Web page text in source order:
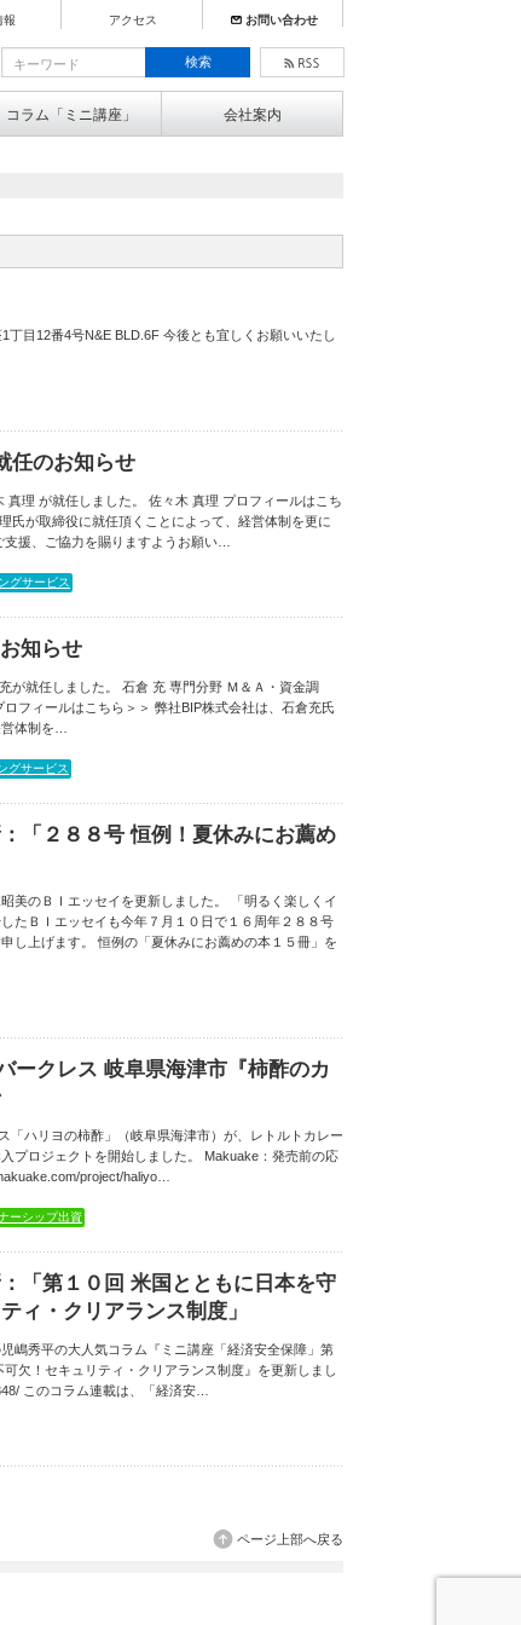
報 アクセス お問い合わせ
コラム「ミニ講座」 会社案内
目12番4号N&E BLD.6F 今後とも宜しくお願いいたし
任のお知らせ
真理 が就任しました。 佐々木 真理 プロフィールはこち
氏が取締役に就任頂くことによって、経営体制を更に
援、ご協力を賜りますようお願い…
グサービス
知らせ
が就任しました。 石倉 充 専門分野 Ｍ＆Ａ・資金調
フィールはこちら＞＞ 弊社BIP株式会社は、石倉充氏
体制を…
グサービス
「２８８号 恒例！夏休みにお薦め
美のＢＩエッセイを更新しました。 「明るく楽しくイ
たＢＩエッセイも今年７月１０日で１６周年２８８号
し上げます。 恒例の「夏休みにお薦めの本１５冊」を
ークレス 岐阜県海津市『柿酢のカ
「ハリヨの柿酢」（岐阜県海津市）が、レトルトカレー
プロジェクトを開始しました。 Makuake：発売前の応
project/haliyo…
ーシップ出資
「第１０回 米国とともに日本を守
ィ・クリアランス制度」
嶋秀平の大人気コラム『ミニ講座「経済安全保障」第
欠！セキュリティ・クリアランス制度』を更新しまし
このコラム連載は、「経済安…
ページ上部へ戻る